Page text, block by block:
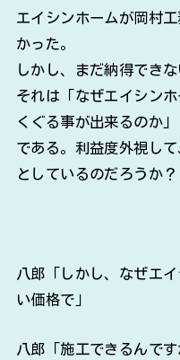
エイシンホームが岡村
かった。
しかし、まだ納得できな
それは「なぜエイシン
くぐる事が出来るのか」
である。利益度外視し
としているのだろうか？
八郎「しかし、なぜエ
い価格で」
八郎「施工できるんで